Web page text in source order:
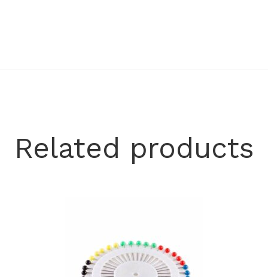
Related products